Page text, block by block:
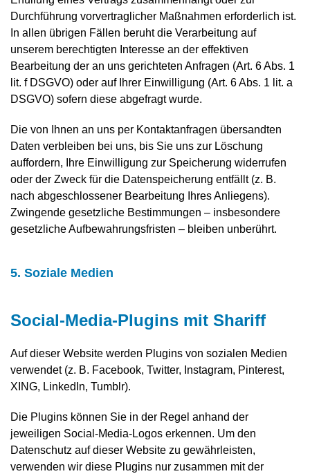
Durchführung vorvertraglicher Maßnahmen erforderlich ist.
In allen übrigen Fällen beruht die Verarbeitung auf
unserem berechtigten Interesse an der effektiven
Bearbeitung der an uns gerichteten Anfragen (Art. 6 Abs. 1
lit. f DSGVO) oder auf Ihrer Einwilligung (Art. 6 Abs. 1 lit. a
DSGVO) sofern diese abgefragt wurde.
Die von Ihnen an uns per Kontaktanfragen übersandten
Daten verbleiben bei uns, bis Sie uns zur Löschung
auffordern, Ihre Einwilligung zur Speicherung widerrufen
oder der Zweck für die Datenspeicherung entfällt (z. B.
nach abgeschlossener Bearbeitung Ihres Anliegens).
Zwingende gesetzliche Bestimmungen – insbesondere
gesetzliche Aufbewahrungsfristen – bleiben unberührt.
5. Soziale Medien
Social-Media-Plugins mit Shariff
Auf dieser Website werden Plugins von sozialen Medien
verwendet (z. B. Facebook, Twitter, Instagram, Pinterest,
XING, LinkedIn, Tumblr).
Die Plugins können Sie in der Regel anhand der
jeweiligen Social-Media-Logos erkennen. Um den
Datenschutz auf dieser Website zu gewährleisten,
verwenden wir diese Plugins nur zusammen mit der